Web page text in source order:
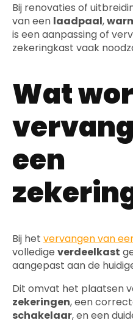
Bij renovaties of
van een laadpaal,
is een aanpassing of
zekeringkast vaak
Wat
een
Bij het vervangen van
volledige verdeelkast
aangepast aan de
Dit omvat het plaatsen
zekeringen, een
schakelaar, en een